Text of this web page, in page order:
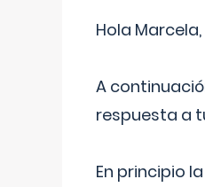
Hola Marcela,
A
respuesta a
En principio la